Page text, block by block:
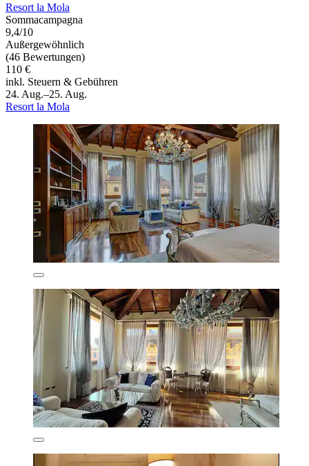
Resort la Mola
Sommacampagna
9,4/10
Außergewöhnlich
(46 Bewertungen)
110 €
inkl. Steuern & Gebühren
24. Aug.–25. Aug.
Resort la Mola